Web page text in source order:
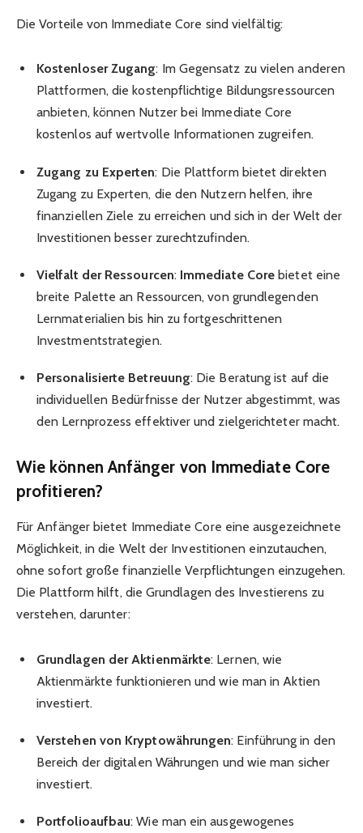
Die Vorteile von Immediate Core sind vielfältig:
Kostenloser Zugang: Im Gegensatz zu vielen anderen
Plattformen, die kostenpflichtige Bildungsressourcen
anbieten, können Nutzer bei Immediate Core
kostenlos auf wertvolle Informationen zugreifen.
Zugang zu Experten: Die Plattform bietet direkten
Zugang zu Experten, die den Nutzern helfen, ihre
finanziellen Ziele zu erreichen und sich in der Welt der
Investitionen besser zurechtzufinden.
Vielfalt der Ressourcen: Immediate Core bietet eine
breite Palette an Ressourcen, von grundlegenden
Lernmaterialien bis hin zu fortgeschrittenen
Investmentstrategien.
Personalisierte Betreuung: Die Beratung ist auf die
individuellen Bedürfnisse der Nutzer abgestimmt, was
den Lernprozess effektiver und zielgerichteter macht.
Wie können Anfänger von Immediate Core
profitieren?
Für Anfänger bietet Immediate Core eine ausgezeichnete
Möglichkeit, in die Welt der Investitionen einzutauchen,
ohne sofort große finanzielle Verpflichtungen einzugehen.
Die Plattform hilft, die Grundlagen des Investierens zu
verstehen, darunter:
Grundlagen der Aktienmärkte: Lernen, wie
Aktienmärkte funktionieren und wie man in Aktien
investiert.
Verstehen von Kryptowährungen: Einführung in den
Bereich der digitalen Währungen und wie man sicher
investiert.
Portfolioaufbau: Wie man ein ausgewogenes